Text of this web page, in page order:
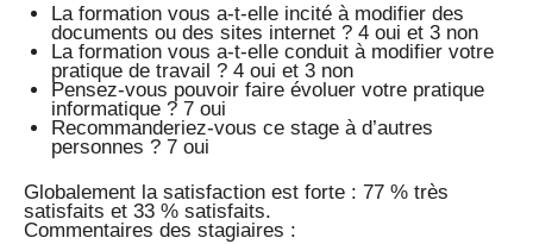
La formation vous a-t-elle incité à modifier des
documents ou des sites internet ? 4 oui et 3 non
La formation vous a-t-elle conduit à modifier votre
pratique de travail ? 4 oui et 3 non
Pensez-vous pouvoir faire évoluer votre pratique
informatique ? 7 oui
Recommanderiez-vous ce stage à d’autres
personnes ? 7 oui
Globalement la satisfaction est forte : 77 % très
satisfaits et 33 % satisfaits.
Commentaires des stagiaires :